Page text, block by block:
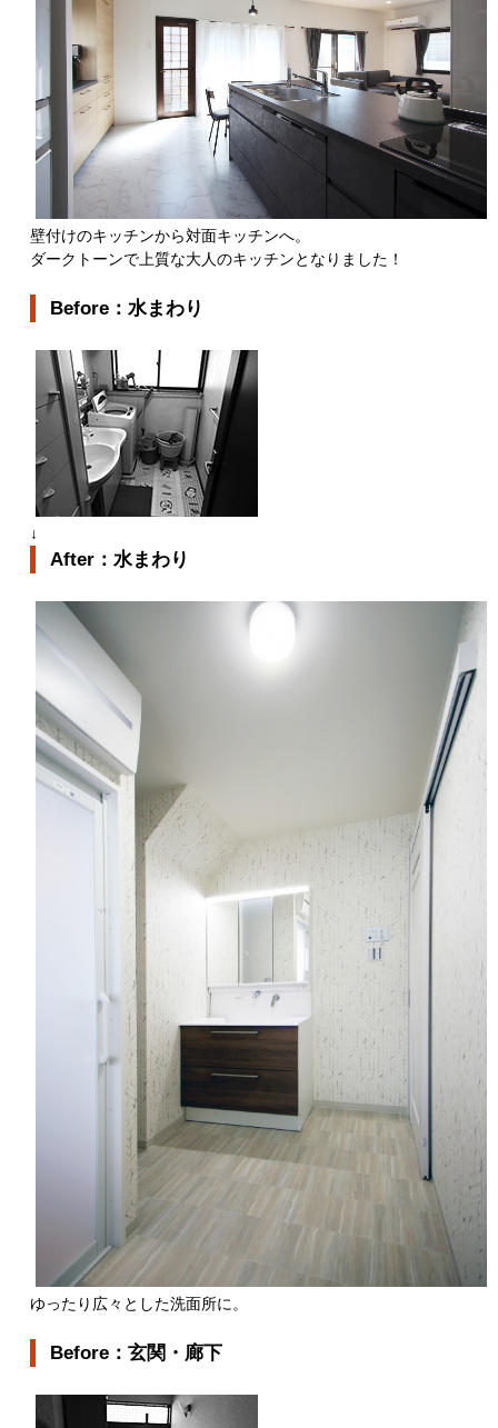
壁付けのキッチンから対面キッチンへ。
ダークトーンで上質な大人のキッチンとなりました！
Before：水まわり
↓
After：水まわり
ゆったり広々とした洗面所に。
Before：玄関・廊下